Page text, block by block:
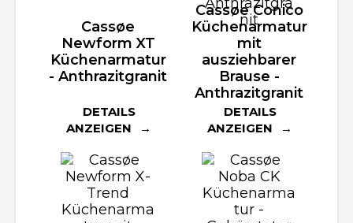
Cassøe
Newform XT
Küchenarmatur
- Anthrazitgranit
DETAILS
ANZEIGEN
Cassøe Conico
Küchenarmatur
mit
ausziehbarer
Brause -
Anthrazitgranit
DETAILS
ANZEIGEN